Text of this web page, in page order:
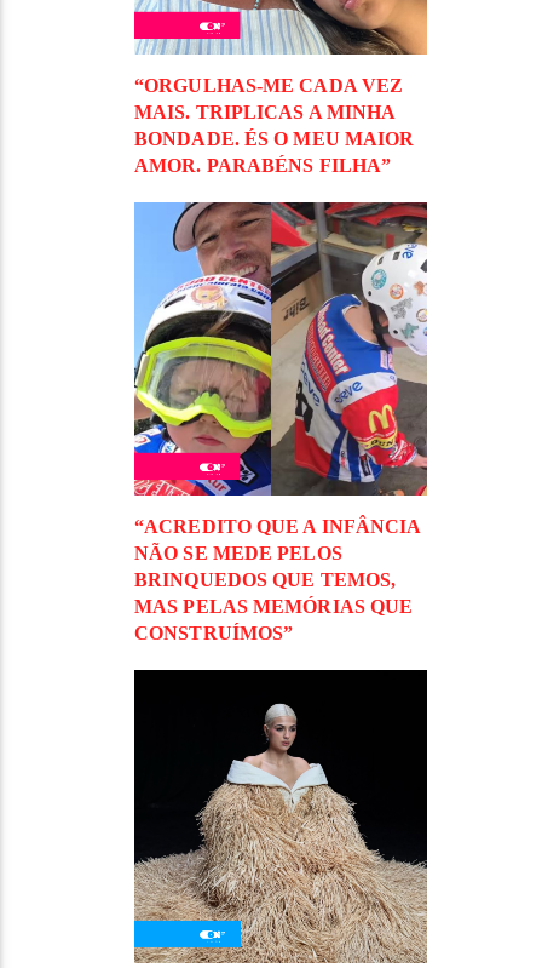
“ORGULHAS-ME CADA VEZ
MAIS. TRIPLICAS A MINHA
BONDADE. ÉS O MEU MAIOR
AMOR. PARABÉNS FILHA”
“ACREDITO QUE A INFÂNCIA
NÃO SE MEDE PELOS
BRINQUEDOS QUE TEMOS,
MAS PELAS MEMÓRIAS QUE
CONSTRUÍMOS”